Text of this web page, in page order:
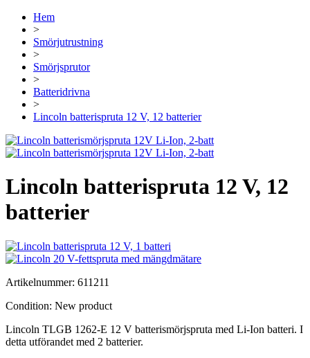
Hem
>
Smörjutrustning
>
Smörjsprutor
>
Batteridrivna
>
Lincoln batterispruta 12 V, 12 batterier
Lincoln batterispruta 12 V, 12
batterier
Artikelnummer: 611211
Condition: New product
Lincoln TLGB 1262-E 12 V batterismörjspruta med Li-Ion batteri. I
detta utförandet med 2 batterier.